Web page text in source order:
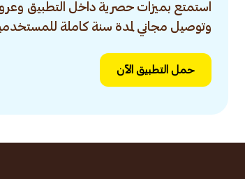
استمتع بميزات حصرية داخل التطبيق
وتوصيل مجاني لمدة سنة كاملة
حمل التطبيق الآن